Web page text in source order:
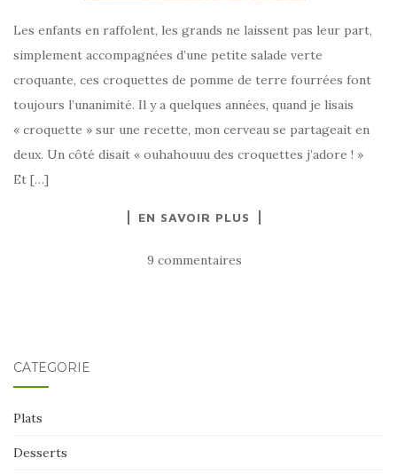
Les enfants en raffolent, les grands ne laissent pas leur part,
simplement accompagnées d’une petite salade verte
croquante, ces croquettes de pomme de terre fourrées font
toujours l’unanimité. Il y a quelques années, quand je lisais
« croquette » sur une recette, mon cerveau se partageait en
deux. Un côté disait « ouhahouuu des croquettes j’adore ! »
Et […]
EN SAVOIR PLUS
9 commentaires
CATÉGORIE
Plats
Desserts